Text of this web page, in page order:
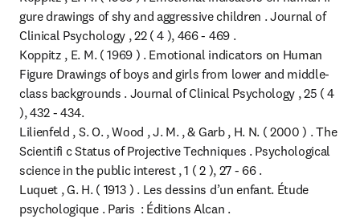
gure drawings of shy and aggressive children . Journal of
Clinical Psychology , 22 ( 4 ), 466 - 469 .
Koppitz , E. M. ( 1969 ) . Emotional indicators on Human
Figure Drawings of boys and girls from lower and middle-
class backgrounds . Journal of Clinical Psychology , 25 ( 4
), 432 - 434.
Lilienfeld , S. O. , Wood , J. M. , & Garb , H. N. ( 2000 ) . The
Scientifi c Status of Projective Techniques . Psychological
science in the public interest , 1 ( 2 ), 27 - 66 .
Luquet , G. H. ( 1913 ) . Les dessins d’un enfant. Étude
psychologique . Paris  : Éditions Alcan .